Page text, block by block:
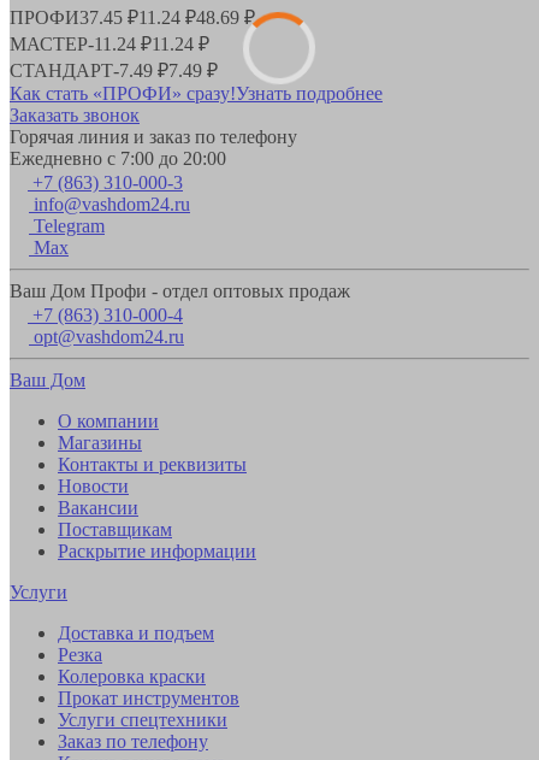
ПРОФИ37.45 ₽11.24 ₽48.69 ₽
МАСТЕР-11.24 ₽11.24 ₽
СТАНДАРТ-7.49 ₽7.49 ₽
Как стать «ПРОФИ» сразу!Узнать подробнее
Заказать звонок
Горячая линия и заказ по телефону
Ежедневно с 7:00 до 20:00
+7 (863) 310-000-3
info@vashdom24.ru
Telegram
Max
Ваш Дом Профи - отдел оптовых продаж
+7 (863) 310-000-4
opt@vashdom24.ru
Ваш Дом
О компании
Магазины
Контакты и реквизиты
Новости
Вакансии
Поставщикам
Раскрытие информации
Услуги
Доставка и подъем
Резка
Колеровка краски
Прокат инструментов
Услуги спецтехники
Заказ по телефону